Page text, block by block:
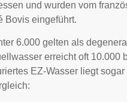
und wurden vom
Bovis eingeführt.
6.000 gelten als
erreicht oft 10.000
EZ-Wasser liegt sogar